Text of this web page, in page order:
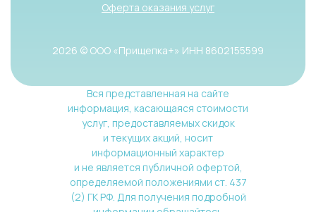
Оферта оказания услуг
2026 © ООО «Прищепка+» ИНН 8602155599
Вся представленная на сайте
информация, касающаяся стоимости
услуг, предоставляемых скидок
и текущих акций, носит
информационный характер
и не является публичной офертой,
определяемой положениями ст. 437
(2) ГК РФ. Для получения подробной